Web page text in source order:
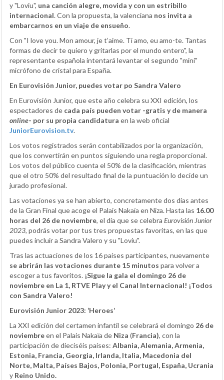
y "Loviu", una canción alegre, movida y con un estribillo
internacional. Con la propuesta, la valenciana nos invita a
embarcarnos en un viaje de ensueño.
Con "I love you. Mon amour, je t’aime. Ti amo, eu amo-te. Tantas
formas de decir te quiero y gritarlas por el mundo entero", la
representante española intentará levantar el segundo "mini"
micrófono de cristal para España.
En Eurovisión Junior, puedes votar po Sandra Valero
En Eurovisión Junior, que este año celebra su XXI edición, los
espectadores de cada país pueden votar -gratis y de manera
online- por su propia candidatura en la web oficial
JuniorEurovision.tv.
Los votos registrados serán contabilizados por la organización,
que los convertirán en puntos siguiendo una regla proporcional.
Los votos del público cuenta el 50% de la clasificación, mientras
que el otro 50% del resultado final de la puntuación lo decide un
jurado profesional.
Las votaciones ya se han abierto, concretamente dos días antes
de la Gran Final que acoge el Palais Nakaïa en Niza. Hasta las 16.00
horas del 26 de noviembre, el día que se celebra Eurovisión Junior
2023, podrás votar por tus tres propuestas favoritas, en las que
puedes incluir a Sandra Valero y su "Loviu".
Tras las actuaciones de los 16 países participantes, nuevamente
se abrirán las votaciones durante 15 minutos para volver a
escoger a tus favoritos. ¡Sigue la gala el domingo 26 de
noviembre en La 1, RTVE Play y el Canal Internacional! ¡Todos
con Sandra Valero!
Eurovisión Junior 2023: ‘Heroes’
La XXI edición del certamen infantil se celebrará el domingo 26 de
noviembreen el Palais Nakaïa de Niza (Francia), con la
participación de dieciséis países: Albania, Alemania, Armenia,
Estonia, Francia, Georgia, Irlanda, Italia, Macedonia del
Norte, Malta, Países Bajos, Polonia, Portugal, España, Ucrania
y Reino Unido.